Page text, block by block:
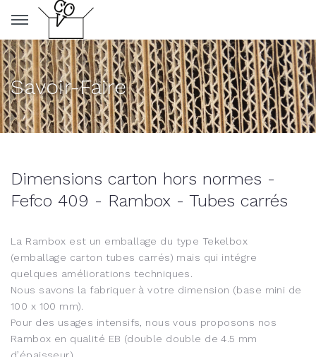
Panneau de gestion des cookies
Savoir-Faire
Dimensions carton hors normes -
Fefco 409 - Rambox - Tubes carrés
La Rambox est un emballage du type Tekelbox
(emballage carton tubes carrés) mais qui intégre
quelques améliorations techniques.
Nous savons la fabriquer à votre dimension (base mini de
100 x 100 mm).
Pour des usages intensifs, nous vous proposons nos
Rambox en qualité EB (double double de 4.5 mm